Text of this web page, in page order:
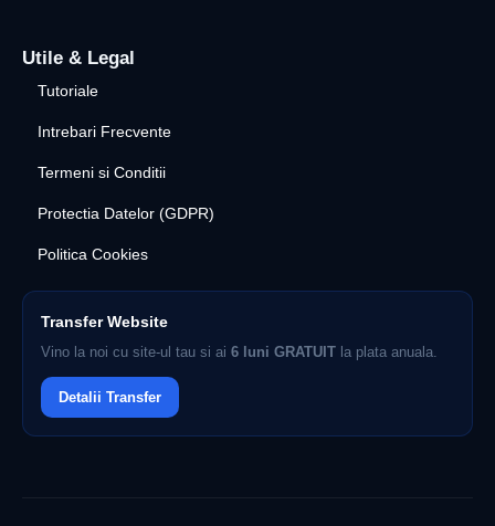
Utile & Legal
Tutoriale
Intrebari Frecvente
Termeni si Conditii
Protectia Datelor (GDPR)
Politica Cookies
Transfer Website
Vino la noi cu site-ul tau si ai 6 luni GRATUIT la plata anuala.
Detalii Transfer